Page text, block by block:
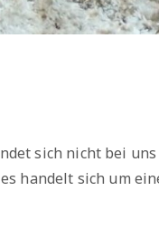
sich nicht bei uns
handelt sich um